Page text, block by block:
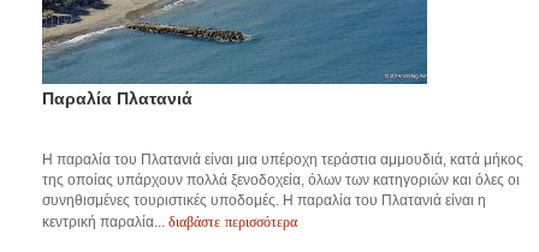
Παραλία Πλατανιά
Η παραλία του Πλατανιά είναι μια υπέροχη τεράστια αμμουδιά, κατά μήκος
της οποίας υπάρχουν πολλά ξενοδοχεία, όλων των κατηγοριών και όλες οι
συνηθισμένες τουριστικές υποδομές. Η παραλία του Πλατανιά είναι η
κεντρική παραλία... διαβάστε περισσότερα